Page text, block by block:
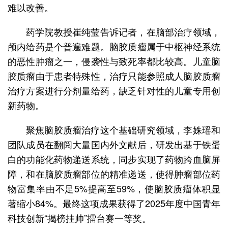
难以改善。
药学院教授崔纯莹告诉记者，在脑部治疗领域，
颅内给药是个普遍难题。脑胶质瘤属于中枢神经系统
的恶性肿瘤之一，侵袭性与致死率都比较高。儿童脑
胶质瘤由于患者特殊性，治疗只能参照成人脑胶质瘤
治疗方案进行分剂量给药，缺乏针对性的儿童专用创
新药物。
聚焦脑胶质瘤治疗这个基础研究领域，李姝瑶和
团队成员在翻阅大量国内外文献后，研发出基于铁蛋
白的功能化药物递送系统，同步实现了药物跨血脑屏
障，和在脑胶质瘤部位的精准递送，使得肿瘤部位药
物富集率由不足5%提高至59%，使脑胶质瘤体积显
著缩小84%。最终这项成果获得了2025年度中国青年
科技创新“揭榜挂帅”擂台赛一等奖。